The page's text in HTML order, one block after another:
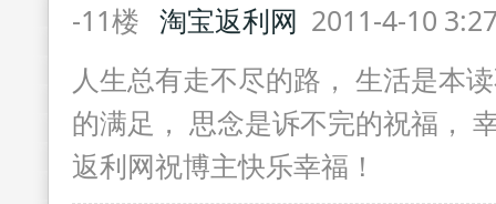
-11楼 淘宝返利网 2011-4-10
人生总有走不尽的路， 生活是本
的满足， 思念是诉不完的祝福，
返利网祝博主快乐幸福！